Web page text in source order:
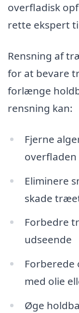
overfladisk
rette ekspert
Rensning af
for at bevare
forlænge
rensning kan:
Fjerne
Eliminere
skade
Forbedre
udseende
Forberede
med olie
Øge